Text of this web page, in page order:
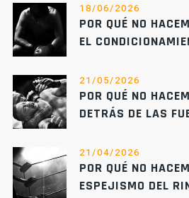
18/06/2026
POR QUÉ NO
EL
21/05/2026
POR QUÉ NO
DETRÁS DE LAS
21/04/2026
POR QUÉ NO
ESPEJISMO DEL